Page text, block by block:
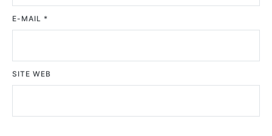
E-MAIL *
SITE WEB